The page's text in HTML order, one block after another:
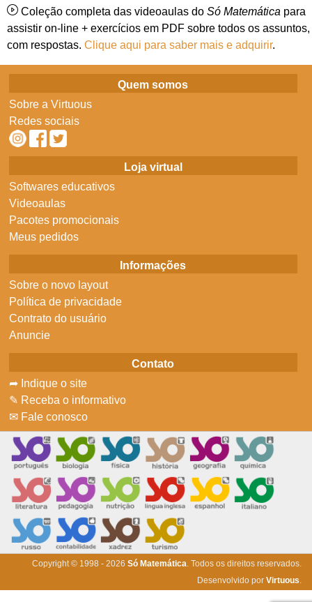
Coleção completa das videoaulas do Só Matemática para
assistir on-line + exercícios em PDF sobre todos os assuntos,
com respostas. Clique aqui para saber mais e adquirir.
Quem somos
Sobre a Virtuous
Redes sociais
Loja virtual
Softwares educativos
Videoaulas
Pacotes promocionais
Meus pedidos
Informações
Sobre o novo layout
Política de privacidade
Contrato do usuário
Anuncie
Contato
➦ Indique o site
✎ Receba o informativo
✉ Fale conosco
Copyright © 1998 - 2026 Só Matemática. Todos os direitos reservados.
Desenvolvido por Virtuous.